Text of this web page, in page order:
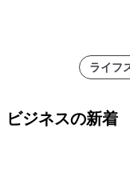
ライフ
ビジネスの新着